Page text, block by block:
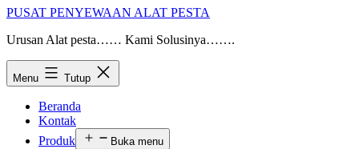
PUSAT PENYEWAAN ALAT PESTA
Urusan Alat pesta…… Kami Solusinya…….
Menu Tutup
Beranda
Kontak
Produk
Buka menu